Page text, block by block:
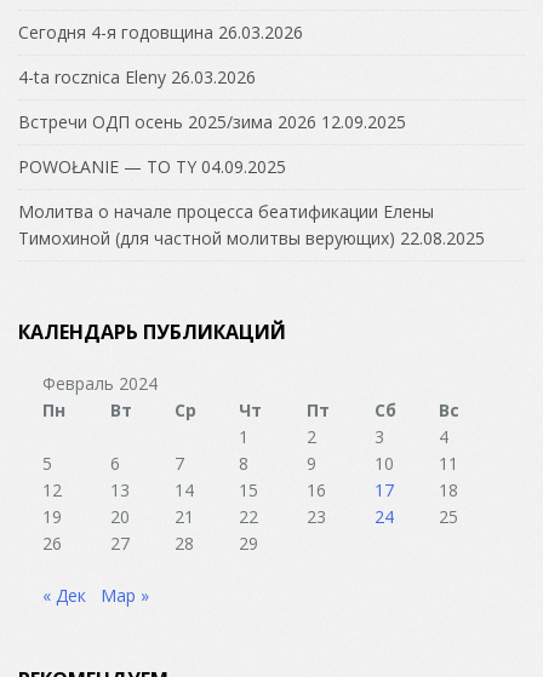
Сегодня 4-я годовщина 26.03.2026
4-ta rocznica Eleny 26.03.2026
Встречи ОДП осень 2025/зима 2026 12.09.2025
POWOŁANIE — TO TY 04.09.2025
Молитва о начале процесса беатификации Елены
Тимохиной (для частной молитвы верующих) 22.08.2025
КАЛЕНДАРЬ ПУБЛИКАЦИЙ
Февраль 2024
Пн
Вт Ср Чт Пт Сб
Вс
1
2 3
4
5
6 7 8 9 10
11
12
13 14 15 16 17
18
19
20 21 22 23 24
25
26
27 28 29
« Дек Мар »